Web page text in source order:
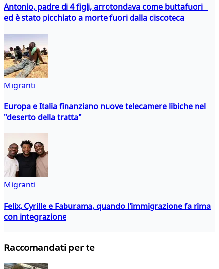
Antonio, padre di 4 figli, arrotondava come buttafuori
ed è stato picchiato a morte fuori dalla discoteca
Migranti
Europa e Italia finanziano nuove telecamere libiche nel
"deserto della tratta"
Migranti
Felix, Cyrille e Faburama, quando l'immigrazione fa rima
con integrazione
Raccomandati per te